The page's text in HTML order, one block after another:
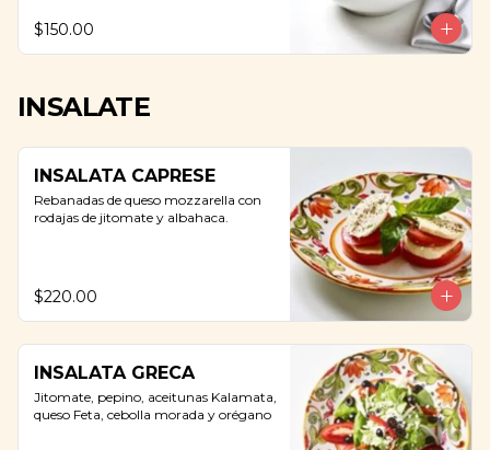
$150.00
INSALATE
INSALATA CAPRESE
Rebanadas de queso mozzarella con
rodajas de jitomate y albahaca.
$220.00
INSALATA GRECA
Jitomate, pepino, aceitunas Kalamata,
queso Feta, cebolla morada y orégano